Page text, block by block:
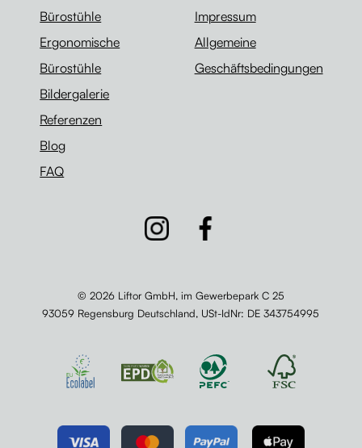
Bürostühle
Ergonomische
Bürostühle
Bildergalerie
Referenzen
Blog
FAQ
Impressum
Allgemeine
Geschäftsbedingungen
© 2026 Liftor GmbH, im Gewerbepark C 25
93059 Regensburg Deutschland, USt-IdNr: DE 343754995